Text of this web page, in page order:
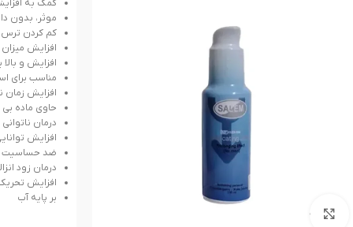
کمک به
موثر، بدون
کم کردن ترس
افزایش
افزایش و
مناسب برای
افزایش زمان
حاوی ماده
درمان
افزایش
ضد حساسیت
درمان زود
افزایش
بر پایه آب